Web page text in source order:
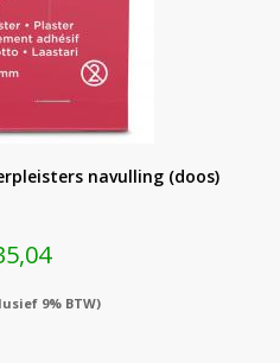
navulling (doos)
9% BTW)